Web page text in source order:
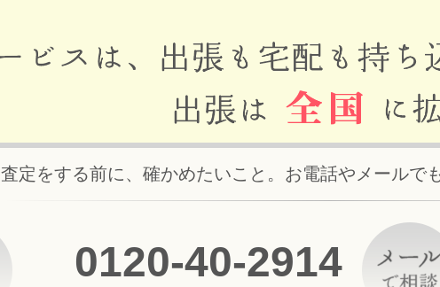
査定をする前に、確かめたいこと。お電話やメールで
0120-40-2914